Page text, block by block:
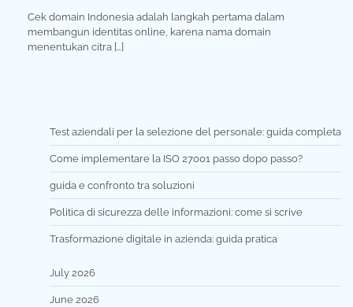
Cek domain Indonesia adalah langkah pertama dalam
membangun identitas online, karena nama domain
menentukan citra […]
Test aziendali per la selezione del personale: guida completa
Come implementare la ISO 27001 passo dopo passo?
guida e confronto tra soluzioni
Politica di sicurezza delle informazioni: come si scrive
Trasformazione digitale in azienda: guida pratica
July 2026
June 2026